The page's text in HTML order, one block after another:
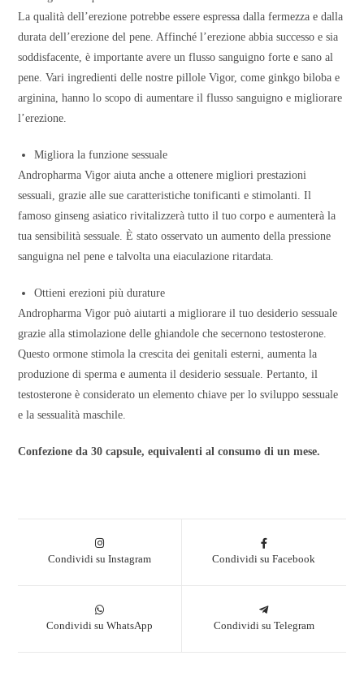
La qualità dell’erezione potrebbe essere espressa dalla fermezza e dalla
durata dell’erezione del pene. Affinché l’erezione abbia successo e sia
soddisfacente, è importante avere un flusso sanguigno forte e sano al
pene. Vari ingredienti delle nostre pillole Vigor, come ginkgo biloba e
arginina, hanno lo scopo di aumentare il flusso sanguigno e migliorare
l’erezione.
Migliora la funzione sessuale
Andropharma Vigor aiuta anche a ottenere migliori prestazioni
sessuali, grazie alle sue caratteristiche tonificanti e stimolanti. Il
famoso ginseng asiatico rivitalizzerà tutto il tuo corpo e aumenterà la
tua sensibilità sessuale. È stato osservato un aumento della pressione
sanguigna nel pene e talvolta una eiaculazione ritardata.
Ottieni erezioni più durature
Andropharma Vigor può aiutarti a migliorare il tuo desiderio sessuale
grazie alla stimolazione delle ghiandole che secernono testosterone.
Questo ormone stimola la crescita dei genitali esterni, aumenta la
produzione di sperma e aumenta il desiderio sessuale. Pertanto, il
testosterone è considerato un elemento chiave per lo sviluppo sessuale
e la sessualità maschile.
Confezione da 30 capsule, equivalenti al consumo di un mese.
Condividi su Instagram Condividi su Facebook
Condividi su WhatsApp Condividi su Telegram